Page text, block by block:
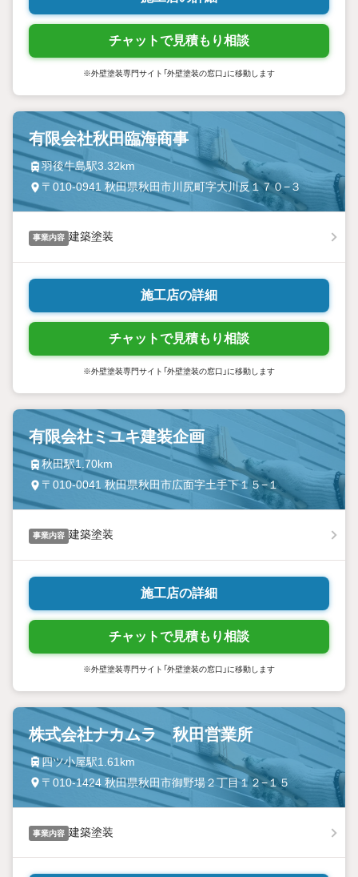
チャットで見積もり相談
※外壁塗装専門サイト「外壁塗装の窓口」に移動します
有限会社秋田臨海商事
羽後牛島駅3.32km
〒010-0941 秋田県秋田市川尻町字大川反１７０−３
事業内容 建築塗装
施工店の詳細
チャットで見積もり相談
※外壁塗装専門サイト「外壁塗装の窓口」に移動します
有限会社ミユキ建装企画
秋田駅1.70km
〒010-0041 秋田県秋田市広面字土手下１５−１
事業内容 建築塗装
施工店の詳細
チャットで見積もり相談
※外壁塗装専門サイト「外壁塗装の窓口」に移動します
株式会社ナカムラ 秋田営業所
四ツ小屋駅1.61km
〒010-1424 秋田県秋田市御野場２丁目１２−１５
事業内容 建築塗装